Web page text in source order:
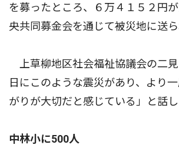
を募ったところ、６万４１５２円
央共同募金会を通じて被災地に送ら
上草柳地区社会福祉協議会の二
日にこのような震災があり、より
がりが大切だと感じている」と話し
中林小に500人